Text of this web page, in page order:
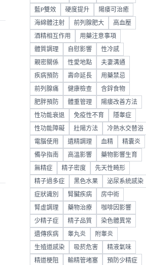
藍P雙效 硬度提升 陽痿可治癒
海綿體注射 前列腺肥大 高血壓
酒精相互作用 用藥注意事項
體質調理 自慰影響 性冷感
親密關係 性愛地點 夫妻溝通
疾病預防 壽命延長 用藥禁忌
前列腺痛 健康檢查 含鋅食物
肥胖預防 體重管理 陽痿改善方法
性功能衰退 免疫性不育 隱睾症
性功能障礙 壯陽方法 冷熱水交替浴
電腦使用 遺精調理 血精 精囊炎
備孕指南 高溫影響 藥物影響生育
無精症 精子密度 先天性畸形
精子過多症 黑色水果 泌尿系統感染
症狀識別 腎臟疾病 房中術
腎虛調理 藥物治療 咖啡因影響
少精子症 精子品質 染色體異常
遺傳疾病 睾丸炎 附睾炎
生殖道感染 吸菸危害 精液氣味
精道梗阻 輸精管堵塞 預防少精症